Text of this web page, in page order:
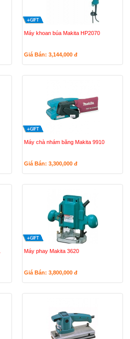
Máy khoan búa Makita HP2070
Giá Bán: 3,144,000 đ
Máy chà nhám băng Makita 9910
Giá Bán: 3,300,000 đ
Máy phay Makita 3620
Giá Bán: 3,800,000 đ